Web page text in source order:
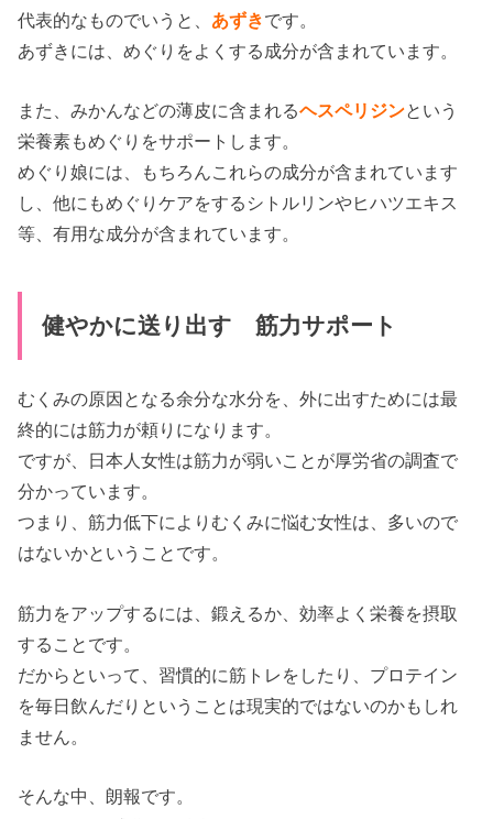
代表的なものでいうと、 あずきです。
あずきには、めぐりをよくする成分が含まれています。
また、みかんなどの薄皮に含まれるヘスペリジンという
栄養素もめぐりをサポートします。
めぐり娘には、もちろんこれらの成分が含まれています
し、他にもめぐりケアをするシトルリンやヒハツエキス
等、有用な成分が含まれています。
健やかに送り出す 筋力サポート
むくみの原因となる余分な水分を、外に出すためには最
終的には筋力が頼りになります。
ですが、日本人女性は筋力が弱いことが厚労省の調査で
分かっています。
つまり、筋力低下によりむくみに悩む女性は、多いので
はないかということです。
筋力をアップするには、鍛えるか、効率よく栄養を摂取
することです。
だからといって、習慣的に筋トレをしたり、プロテイン
を毎日飲んだりということは現実的ではないのかもしれ
ません。
そんな中、朗報です。